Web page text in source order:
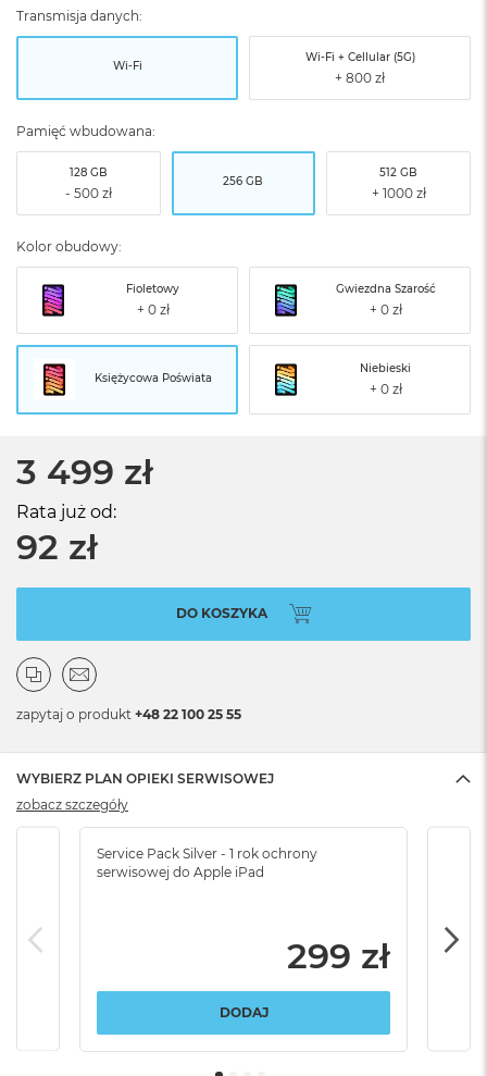
Transmisja danych:
Wi-Fi
Wi-Fi + Cellular (5G)
Pamięć wbudowana:
128 GB
256 GB
512 GB
Kolor obudowy:
Fioletowy Gwiezdna Szarość
Księżycowa Poświata
Niebieski
3 499 zł
Rata już od:
92 zł
DO KOSZYKA
zapytaj o produkt +48 22 100 25 55
WYBIERZ PLAN OPIEKI SERWISOWEJ
Service Pack Silver - 1 rok ochrony
serwisowej do Apple iPad
299 zł
DODAJ
zobacz szczegóły